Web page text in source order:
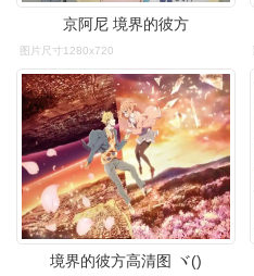
京阿尼 境界的彼方
图片尺寸1280x720
境界的彼方高清图 ヾ()